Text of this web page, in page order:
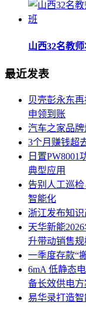
山西32名教
最近发表
贝壳彭永东
申领到账
汽车之家品牌
3个月赚钱超
日置
典型应用
告别人工巡
智能化
浙江发布知
天华新能
升带动销售
一季度存款“
6mA 低静态
备长效供电方
易华录打造